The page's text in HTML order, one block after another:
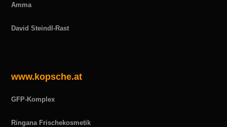
Amma
David Steindl-Rast
www.kopsche.at
GFP-Komplex
Ringana Frischekosmetik